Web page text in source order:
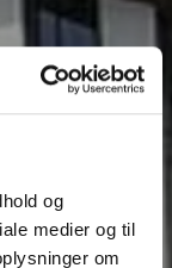
og
medier og til
om